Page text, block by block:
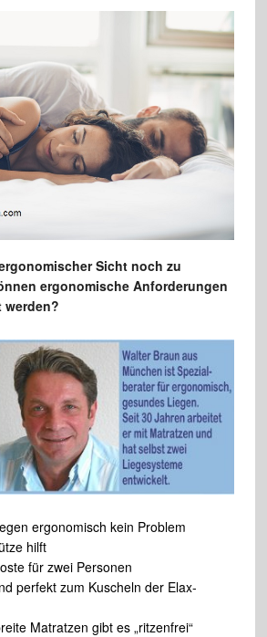
Sicht noch zu
ergonomische Anforderungen
ergonomisch kein Problem
hilft
für zwei Personen
perfekt zum Kuscheln der Elax-
Matratzen gibt es „ritzenfrei“